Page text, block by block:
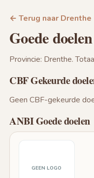
← Terug naar Drenthe
Goede
Provincie: Drenthe.
CBF Gekeurde
Geen CBF-gekeurde
ANBI Goede doelen
GEEN LOGO